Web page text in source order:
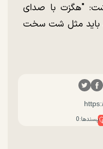
"هگزت با صدای
باید مثل شت سخت
پسندها:0